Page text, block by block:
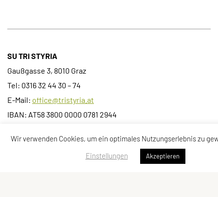
SU TRI STYRIA
Gaußgasse 3, 8010 Graz
Tel: 0316 32 44 30 – 74
E-Mail: office@tristyria.at
IBAN: AT58 3800 0000 0781 2944
Schnellzugriff
Wir verwenden Cookies, um ein optimales Nutzungserlebnis zu
Einstellungen
Akzeptieren